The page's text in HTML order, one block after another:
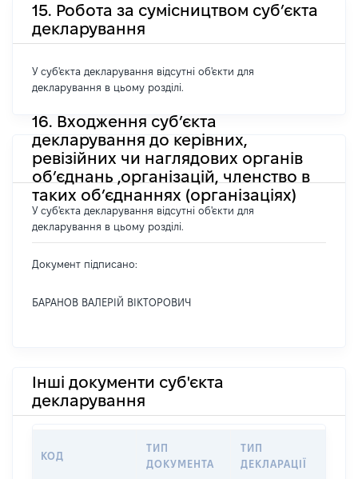
15. Робота за сумісництвом суб’єкта
декларування
У суб'єкта декларування відсутні об'єкти для
декларування в цьому розділі.
16. Входження суб’єкта
декларування до керівних,
ревізійних чи наглядових органів
об’єднань ,організацій, членство в
таких об’єднаннях (організаціях)
У суб'єкта декларування відсутні об'єкти для
декларування в цьому розділі.
Документ підписано:
БАРАНОВ ВАЛЕРІЙ ВІКТОРОВИЧ
Інші документи суб'єкта
декларування
КОД
ТИП
ДОКУМЕНТА
ТИП
ДЕКЛАРАЦІЇ